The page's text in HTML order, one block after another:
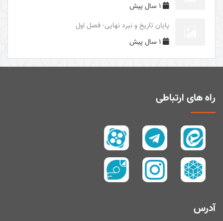
دوری از مرگ جاهلیت
سال1395
سال 1394
زیارت و توسل
پیامبر امّی (صلی الله علیه و آله و سلم)
تفسیر سورۀ کوثر
سال 1397
سال 1395
1 سال پیش
پایان تاریخ و نبرد نهایی- فصل اول
1 سال پیش
راه های ارتباطی
آدرس